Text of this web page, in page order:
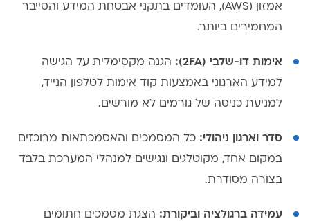
אמזון (AWS), העומדים בתקני אבטחת המידע והסייבר
המחמירים ביותר.
אימות דו-שלבי (2FA):
הגנה מקסימלית על הגישה
למידע הארגוני באמצעות קוד אימות לטלפון הנייד,
למניעת כניסה של גורמים לא מורשים.
סדר וארגון ניהולי: כל המסמכים והאסמכתאות מרוכזים
במקום אחד, מקוטלגים ונגישים למנהלי המערכת בלבד
בצורה מסודרת.
עמידה ברגולציה וביקורת: הצגת מסמכים חתומים